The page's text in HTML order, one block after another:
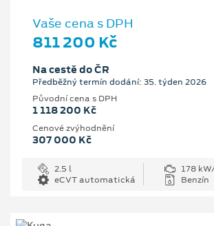
Vaše cena s DPH
811 200 Kč
Na cestě do ČR
Předběžný termín dodání: 35. týden 2026
Původní cena s DPH
1 118 200 Kč
Cenové zvýhodnění
307 000 Kč
2.5 l
178
eCVT automatická
Benzín